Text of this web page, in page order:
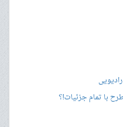
با تمام جزئیات!؟